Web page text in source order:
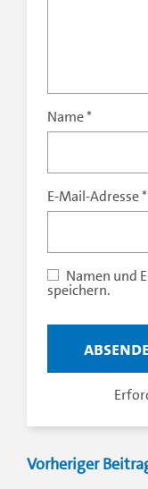
Name*
E-Mail-Adresse*
Vorheriger